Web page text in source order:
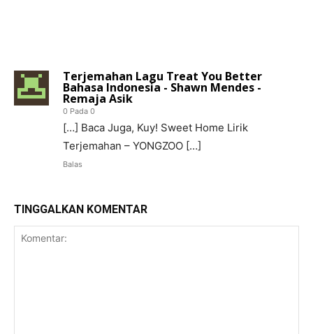
Terjemahan Lagu Treat You Better
Bahasa Indonesia - Shawn Mendes -
Remaja Asik
0 Pada 0
[…] Baca Juga, Kuy! Sweet Home Lirik
Terjemahan – YONGZOO […]
Balas
TINGGALKAN KOMENTAR